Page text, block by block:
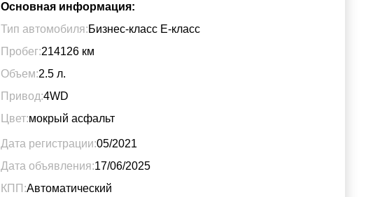
Основная информация:
Тип автомобиля:Бизнес-класс Е-класс
Пробег:214126 км
Объем:2.5 л.
Привод:4WD
Цвет:мокрый асфальт
Дата регистрации:05/2021
Дата объявления:17/06/2025
КПП:Автоматический